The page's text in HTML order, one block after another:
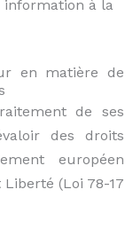
information à la
en matière de
de ses
des droits
européen
(Loi 78-17